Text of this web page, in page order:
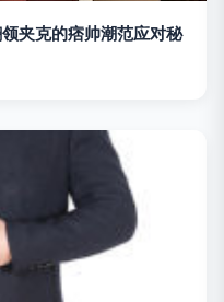
夹克的痞帅潮范应对秘